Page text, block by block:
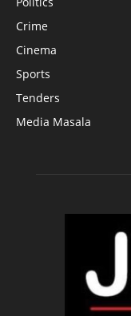
Crime
Cinema
Sports
Tenders
Media Masala